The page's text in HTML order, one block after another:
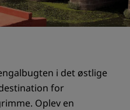
i det østlige
for
Oplev en